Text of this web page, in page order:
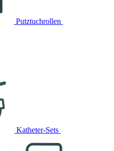
Putztuchrollen
Katheter-Sets